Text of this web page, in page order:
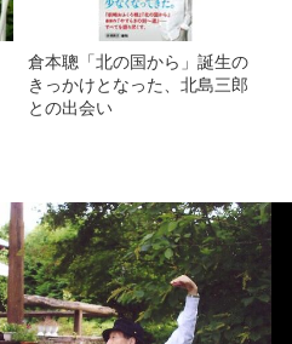
倉本聰「北の国から」誕生の
きっかけとなった、北島三郎
との出会い